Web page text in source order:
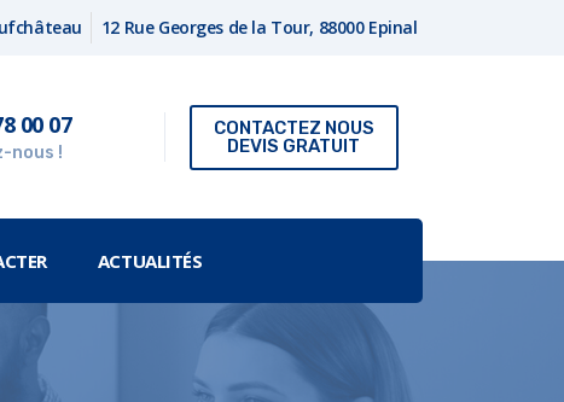
12 Rue Georges de la Tour, 88000 Epinal
00 07
nous !
CONTACTEZ NOUS
DEVIS GRATUIT
ACTUALITÉS